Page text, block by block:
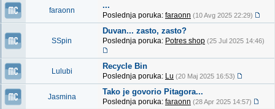
faraonn
...
Poslednja poruka: faraonn (10 Avg 2025 22:29)
SSpin
Duvan... zasto, zasto?
Poslednja poruka: Potres shop (25 Jul 2025 14:46)
Lulubi
Recycle Bin
Poslednja poruka: Lu (20 Maj 2025 16:53)
Jasmina
Tako je govorio Pitagora...
Poslednja poruka: faraonn (28 Apr 2025 14:57)